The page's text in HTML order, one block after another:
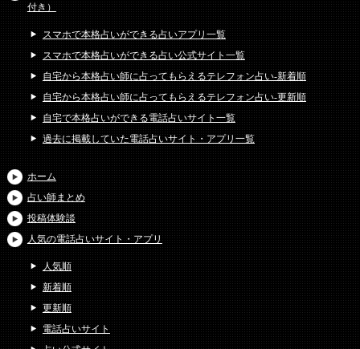
付き）
スマホで本格占いができる占いアプリ一覧
スマホで本格占いができる占い公式サイト一覧
自宅から本格占い師に占ってもらえるテレフォン占い-新着順
自宅から本格占い師に占ってもらえるテレフォン占い-更新順
自宅で本格占いができる電話占いサイト一覧
過去に掲載していた電話占いサイト・アプリ一覧
ホーム
占い師まとめ
投稿体験談
人気の電話占いサイト・アプリ
人気順
新着順
更新順
電話占いサイト